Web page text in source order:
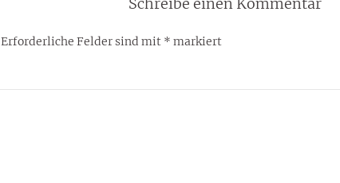
Erforderliche Felder sind mit * markiert